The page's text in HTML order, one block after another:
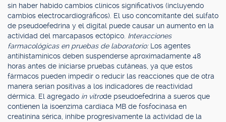
sin haber habido cambios clínicos significativos (incluyendo
cambios electrocardiográficos). El uso concomitante del sulfato
de pseudoefedrina y el digital puede causar un aumento en la
actividad del marcapasos ectópico. Interacciones
farmacológicas en pruebas de laboratorio: Los agentes
antihistamínicos deben suspenderse aproximadamente 48
horas antes de iniciarse pruebas cutáneas, ya que estos
fármacos pueden impedir o reducir las reacciones que de otra
manera serían positivas a los indicadores de reactividad
dérmica. El agregado in vitrode pseudoefedrina a sueros que
contienen la isoenzima cardíaca MB de fosfocinasa en
creatinina sérica, inhibe progresivamente la actividad de la